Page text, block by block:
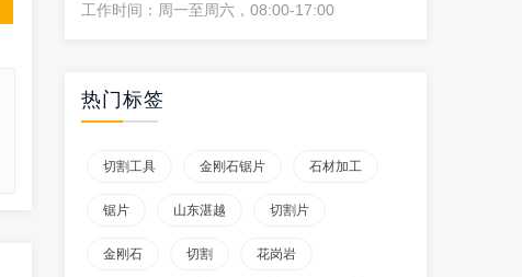
工作时间：周一至周六，08:00-17:00
热门标签
切割工具 金刚石锯片 石材加工
锯片 山东湛越 切割片
金刚石 切割 花岗岩